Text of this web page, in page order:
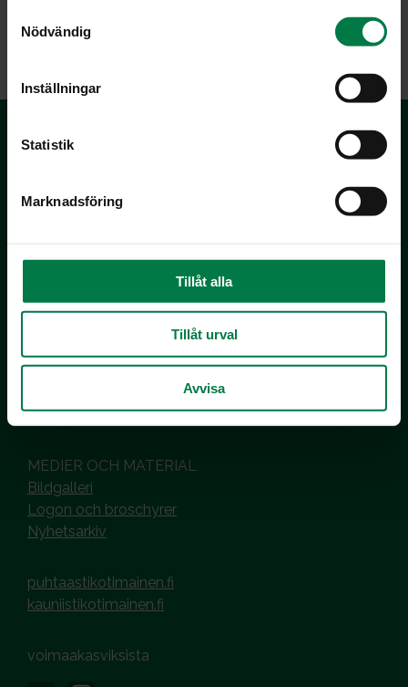
y
Nödvändig
Inställningar
Statistik
Marknadsföring
Tillåt alla
Tillåt urval
Avvisa
LATAA
Inhemska Trädgårdsprodukter
co MTK / Laatua Suomesta OY
00101 Helsinki
Dataskyddsbeskrivning
MEDIER OCH MATERIAL
Bildgalleri
Logon och broschyrer
Nyhetsarkiv
puhtaastikotimainen.fi
kauniistikotimainen.fi
voimaakasviksista